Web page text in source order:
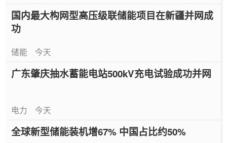
国内最大构网型高压级联储能项目在新疆并网成
功
储能 今天
广东肇庆抽水蓄能电站500kV充电试验成功并网
电力 今天
全球新型储能装机增67% 中国占比约50%